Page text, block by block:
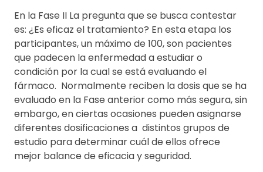
En la Fase II La pregunta que se busca contestar
es: ¿Es eficaz el tratamiento? En esta etapa los
participantes, un máximo de 100, son pacientes
que padecen la enfermedad a estudiar o
condición por la cual se está evaluando el
fármaco. Normalmente reciben la dosis que se ha
evaluado en la Fase anterior como más segura, sin
embargo, en ciertas ocasiones pueden asignarse
diferentes dosificaciones a distintos grupos de
estudio para determinar cuál de ellos ofrece
mejor balance de eficacia y seguridad.